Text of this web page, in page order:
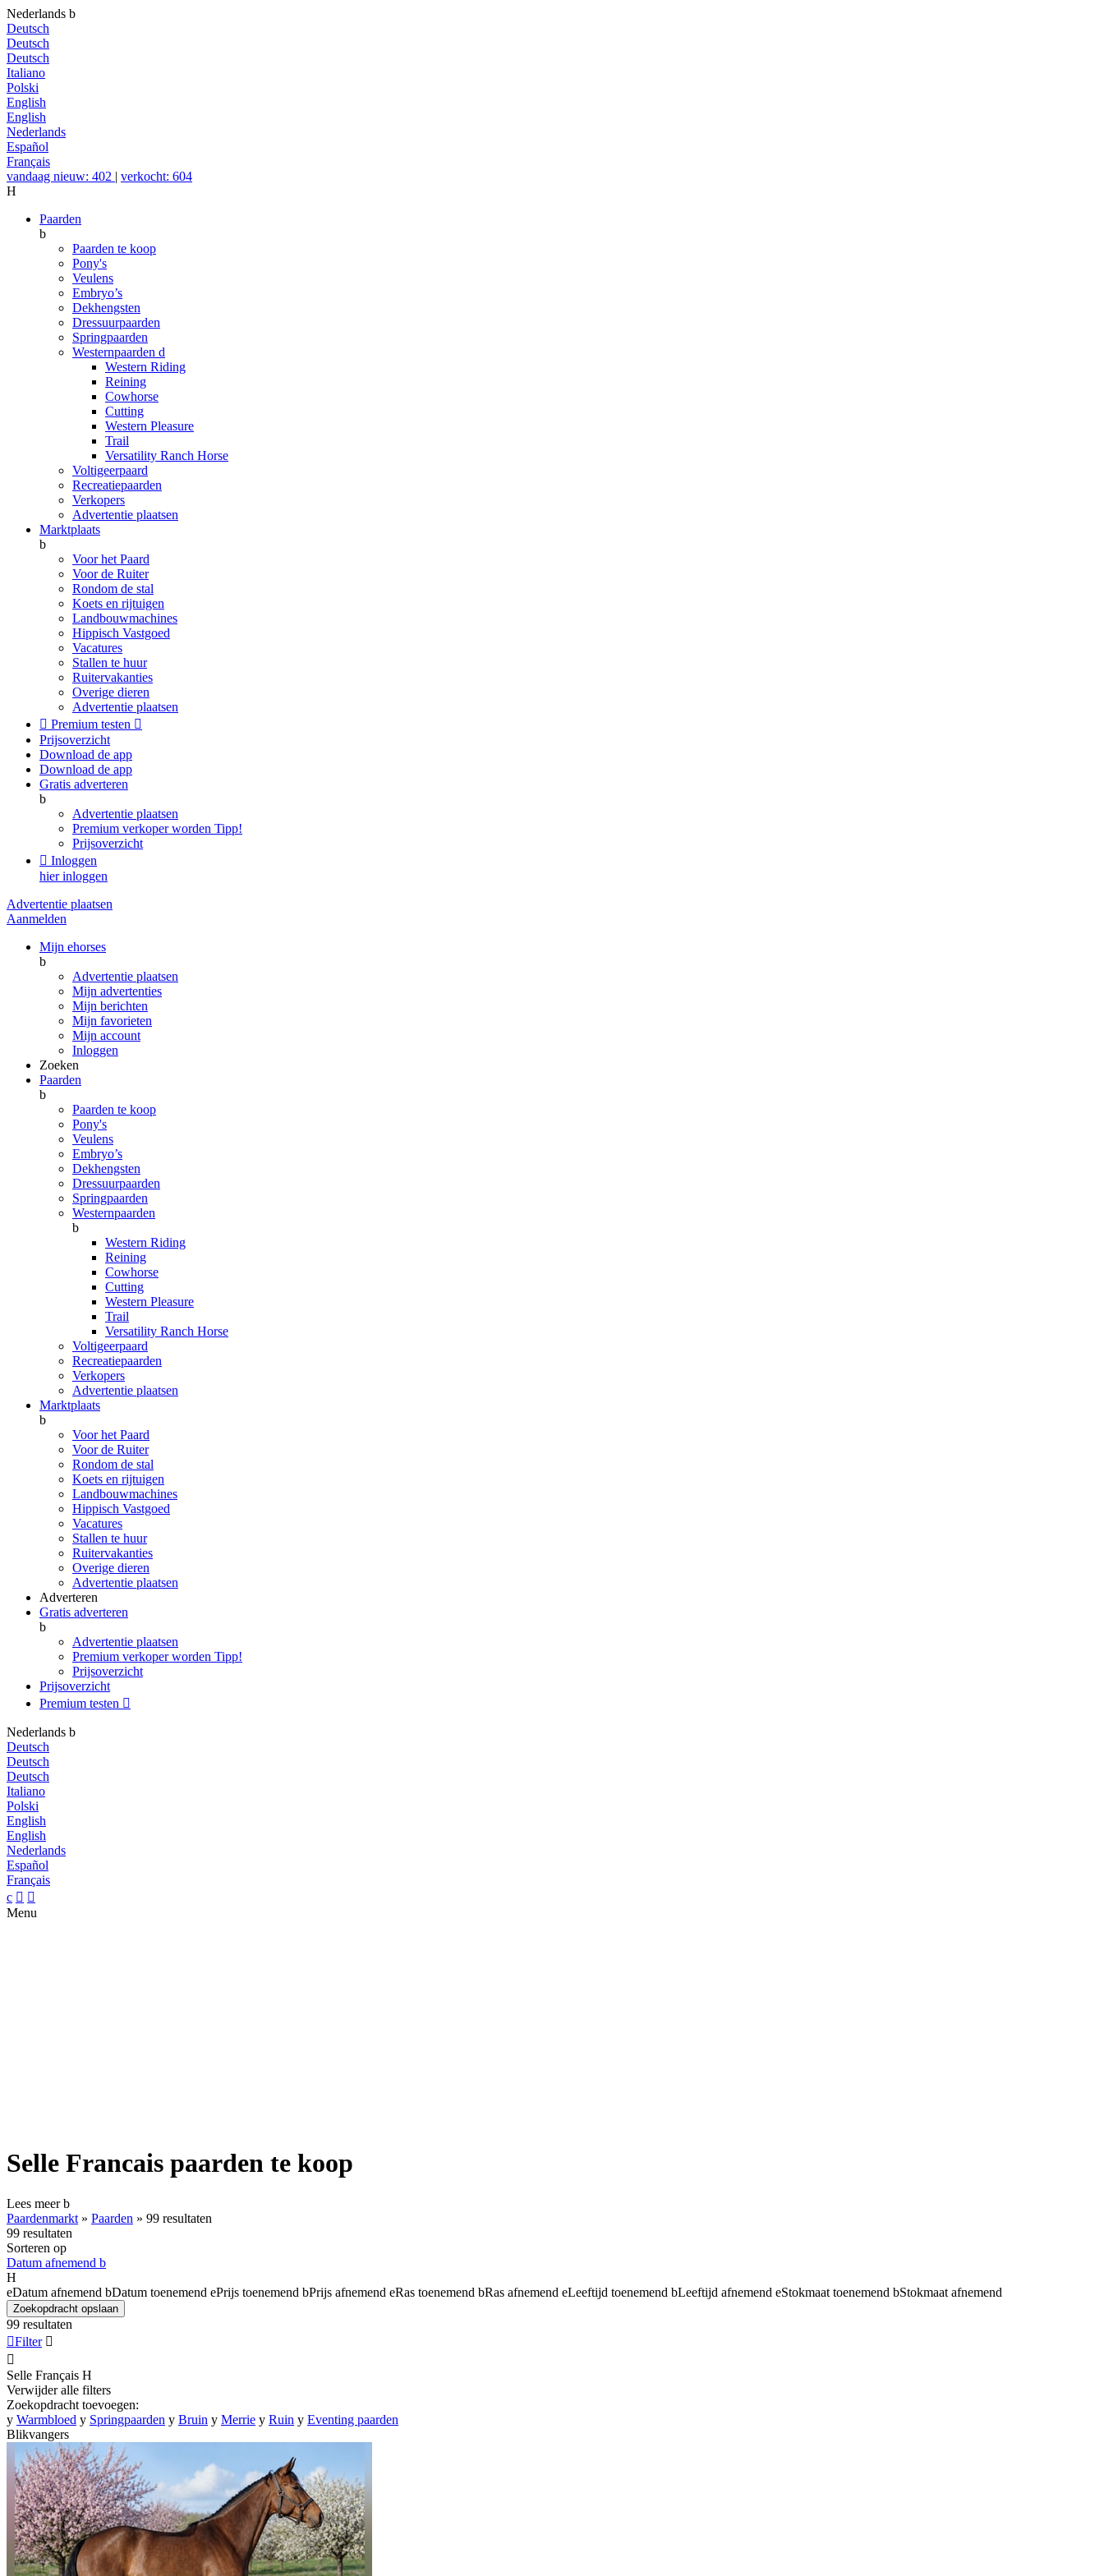
Nederlands b
Deutsch
Deutsch
Deutsch
Italiano
Polski
English
English
Nederlands
Español
Français
vandaag nieuw: 402 | verkocht: 604
H
Paarden
b
Paarden te koop
Pony's
Veulens
Embryo’s
Dekhengsten
Dressuurpaarden
Springpaarden
Westernpaarden d
Western Riding
Reining
Cowhorse
Cutting
Western Pleasure
Trail
Versatility Ranch Horse
Voltigeerpaard
Recreatiepaarden
Verkopers
Advertentie plaatsen
Marktplaats
b
Voor het Paard
Voor de Ruiter
Rondom de stal
Koets en rijtuigen
Landbouwmachines
Hippisch Vastgoed
Vacatures
Stallen te huur
Ruitervakanties
Overige dieren
Advertentie plaatsen
 Premium testen 
Prijsoverzicht
Download de app
Download de app
Gratis adverteren
b
Advertentie plaatsen
Premium verkoper worden Tipp!
Prijsoverzicht
 Inloggen
hier inloggen
Advertentie plaatsen
Aanmelden
Mijn ehorses
b
Advertentie plaatsen
Mijn advertenties
Mijn berichten
Mijn favorieten
Mijn account
Inloggen
Zoeken
Paarden
b
Paarden te koop
Pony's
Veulens
Embryo’s
Dekhengsten
Dressuurpaarden
Springpaarden
Westernpaarden
b
Western Riding
Reining
Cowhorse
Cutting
Western Pleasure
Trail
Versatility Ranch Horse
Voltigeerpaard
Recreatiepaarden
Verkopers
Advertentie plaatsen
Marktplaats
b
Voor het Paard
Voor de Ruiter
Rondom de stal
Koets en rijtuigen
Landbouwmachines
Hippisch Vastgoed
Vacatures
Stallen te huur
Ruitervakanties
Overige dieren
Advertentie plaatsen
Adverteren
Gratis adverteren
b
Advertentie plaatsen
Premium verkoper worden Tipp!
Prijsoverzicht
Prijsoverzicht
Premium testen 
Nederlands b
Deutsch
Deutsch
Deutsch
Italiano
Polski
English
English
Nederlands
Español
Français
c  
Menu
Selle Francais paarden te koop
Lees meerb
Paardenmarkt » Paarden » 99 resultaten
99 resultaten
Sorteren op
Datum afnemend b
H
eDatum afnemend bDatum toenemend ePrijs toenemend bPrijs afnemend eRas toenemend bRas afnemend eLeeftijd toenemend bLeeftijd afnemend eStokmaat toenemend bStokmaat afnemend
Zoekopdracht opslaan
99 resultaten
Filter 

Selle Français H
Verwijder alle filters
Zoekopdracht toevoegen:
y Warmbloed y Springpaarden y Bruin y Merrie y Ruin y Eventing paarden
Blikvangers